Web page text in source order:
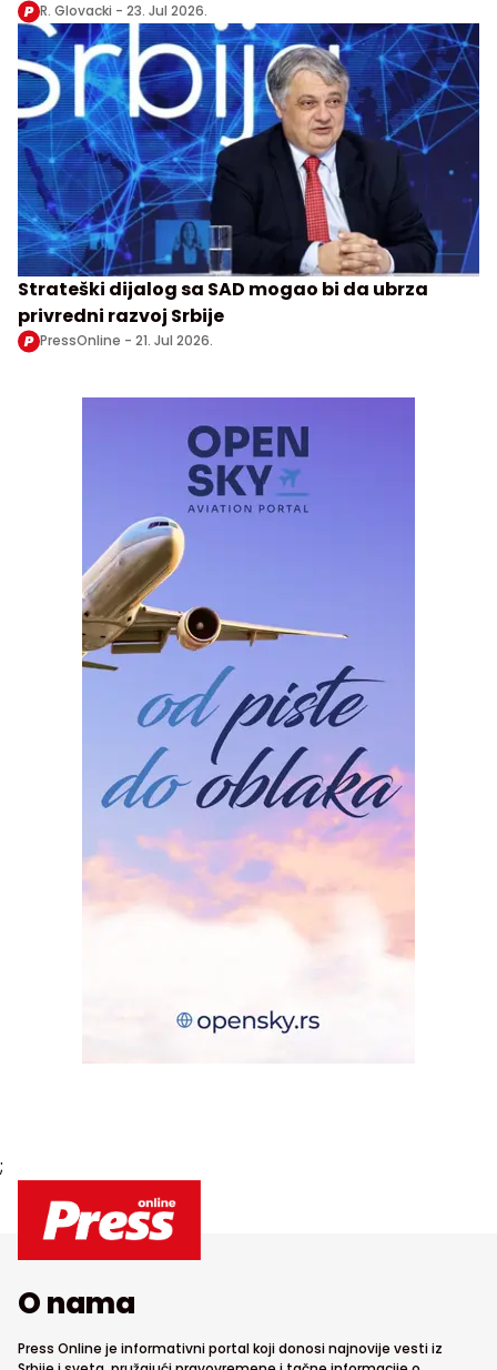
R. Glovacki - 23. Jul 2026.
Strateški dijalog sa SAD mogao bi da ubrza
privredni razvoj Srbije
PressOnline - 21. Jul 2026.
;
O nama
Press Online je informativni portal koji donosi najnovije vesti iz